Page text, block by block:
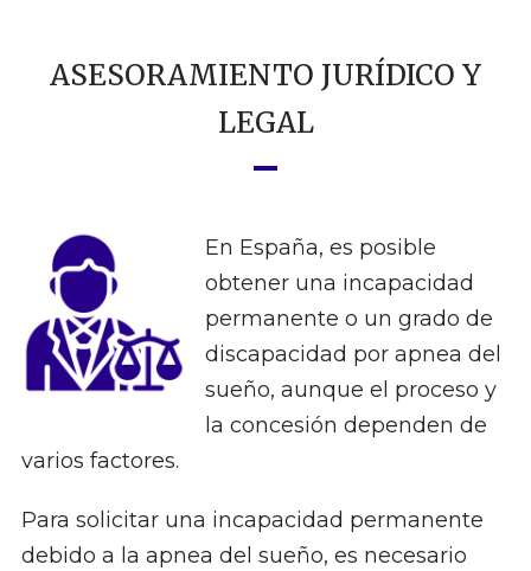
ASESORAMIENTO JURÍDICO Y
LEGAL
En España, es posible
obtener una incapacidad
permanente o un grado de
discapacidad por apnea del
sueño, aunque el proceso y
la concesión dependen de
varios factores.
Para solicitar una incapacidad permanente
debido a la apnea del sueño, es necesario